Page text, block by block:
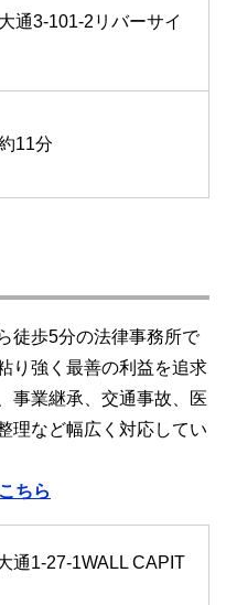
通3-101-2リバーサイ
11分
徒歩5分の法律事務所で
り強く最善の利益を追求
事業継承、交通事故、医
理など幅広く対応してい
ちら
通1-27-1WALL CAPIT